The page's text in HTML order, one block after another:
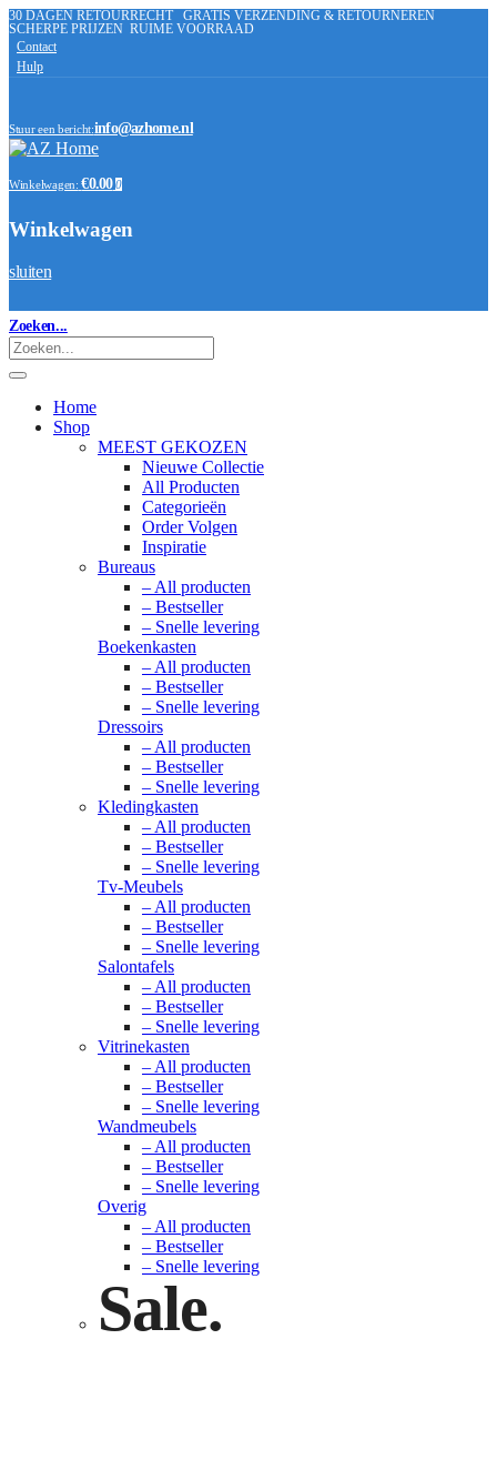
30 DAGEN RETOURRECHT GRATIS VERZENDING & RETOURNEREN
SCHERPE PRIJZEN RUIME VOORRAAD
Contact
Hulp
Stuur een bericht:info@azhome.nl
Winkelwagen: €0.00 0
Winkelwagen
sluiten
Zoeken...
Home
Shop
MEEST GEKOZEN
Nieuwe Collectie
All Producten
Categorieën
Order Volgen
Inspiratie
Bureaus
– All producten
– Bestseller
– Snelle levering
Boekenkasten
– All producten
– Bestseller
– Snelle levering
Dressoirs
– All producten
– Bestseller
– Snelle levering
Kledingkasten
– All producten
– Bestseller
– Snelle levering
Tv-Meubels
– All producten
– Bestseller
– Snelle levering
Salontafels
– All producten
– Bestseller
– Snelle levering
Vitrinekasten
– All producten
– Bestseller
– Snelle levering
Wandmeubels
– All producten
– Bestseller
– Snelle levering
Overig
– All producten
– Bestseller
– Snelle levering
Sale.